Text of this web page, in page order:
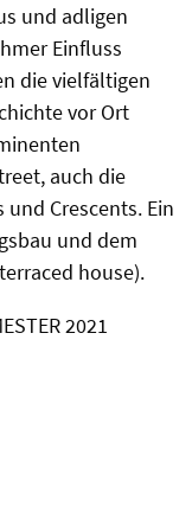
und adligen
Einfluss
die vielfältigen
vor Ort
auch die
Crescents. Ein
und dem
house).
2021